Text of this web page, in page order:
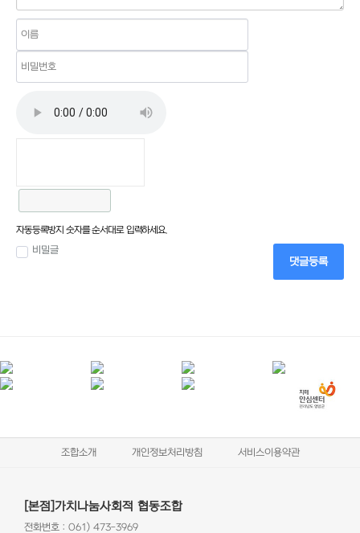
자동등록방지 숫자를 순서대로 입력하세요.
비밀글
댓글등록
조합소개 개인정보처리방침 서비스이용약관
[본점]가치나눔사회적 협동조합
전화번호 : 061) 473-3969